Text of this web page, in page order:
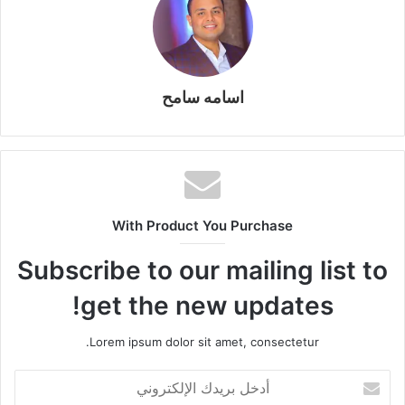
اسامه سامح
With Product You Purchase
Subscribe to our mailing list to
get the new updates!
Lorem ipsum dolor sit amet, consectetur.
بريدك